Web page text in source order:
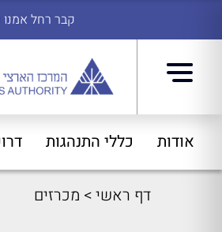
קבר רחל אמנו
אודות כללי התנהגות
דף ראשי> מכרזים